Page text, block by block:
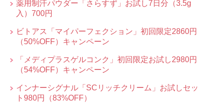
薬用制汗パウダー「さらすず」お試し7日分（3.5g
入）700円
ビトアス「マイパーフェクション」初回限定2860円
（50%OFF）キャンペーン
「メディプラスゲルコンク」初回限定お試し2980円
（54%OFF）キャンペーン
インナーシグナル「SCリッチクリーム」お試しセッ
ト980円（83%OFF）